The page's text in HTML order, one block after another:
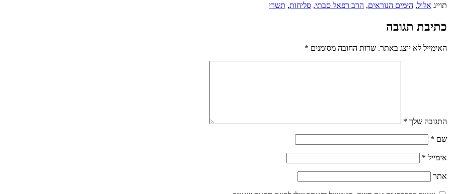
תוייג אלול, הימים הנוראים, הרב רפאל סבתי, סליחות, תשרי
כתיבת תגובה
האימייל לא יוצג באתר. שדות החובה מסומנים *
התגובה שלך *
שם *
אימייל *
אתר